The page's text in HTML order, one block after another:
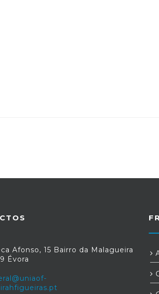
Afonso, 15 Bairro da Malagueira
Évora